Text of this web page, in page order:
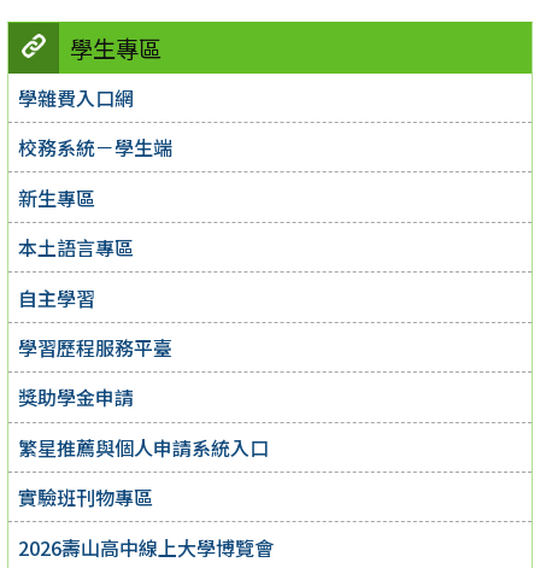
學生專區
學雜費入口網
校務系統－學生端
新生專區
本土語言專區
自主學習
學習歷程服務平臺
獎助學金申請
繁星推薦與個人申請系統入口
實驗班刊物專區
2026壽山高中線上大學博覽會